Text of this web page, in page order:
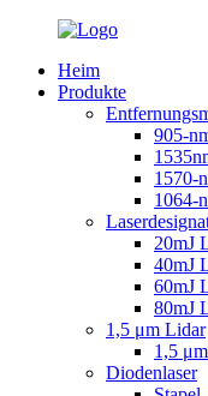
Heim
Produkte
905-
1570-
1064-
20mJ
40mJ
60mJ
80mJ
1,5 μm Lidar
1,5
Diodenlaser